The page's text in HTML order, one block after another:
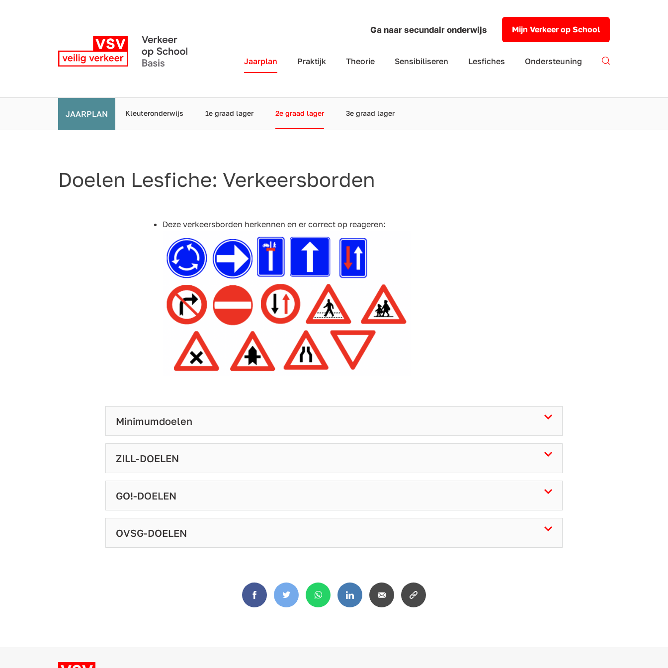
Ga naar secundair onderwijs Mijn Verkeer op School
Jaarplan Praktijk Theorie Sensibiliseren Lesfiches Ondersteuning
JAARPLAN Kleuteronderwijs 1e graad lager 2e graad lager 3e graad lager
Doelen Lesfiche: Verkeersborden
Deze verkeersborden herkennen en er correct op reageren:
Minimumdoelen
ZILL-DOELEN
GO!-DOELEN
OVSG-DOELEN
FacebookTwitter WhatsAppLinkedInEmail
Copy